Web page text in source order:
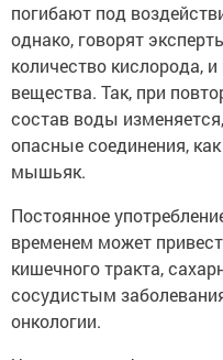
погибают под
однако, говорят
количество кислорода,
вещества. Так, при
состав воды
опасные соединения,
мышьяк.
Постоянное
временем может
кишечного тракта,
сосудистым
онкологии.